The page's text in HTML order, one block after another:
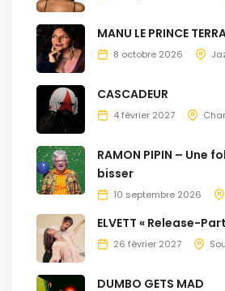
MANU LE PRINCE
8 octobre 2026
CASCADEUR
4 février 2027
RAMON PIPIN – Une
bisser
10 septembre 2026
ELVETT « Release-
26 février 2027
DUMBO GETS MAD